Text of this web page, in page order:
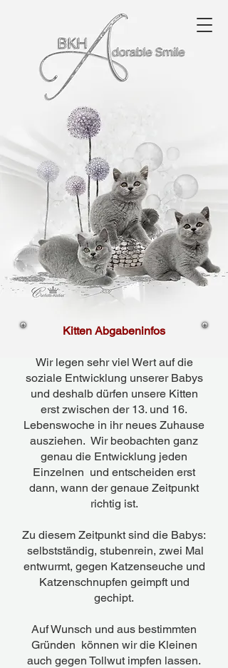
Kitten Abgabeninfos
Wir legen sehr viel Wert auf die
soziale Entwicklung unserer Babys
und deshalb dürfen unsere Kitten
erst zwischen der 13. und 16.
Lebenswoche in ihr neues Zuhause
ausziehen. Wir beobachten ganz
genau die Entwicklung jeden
Einzelnen und entscheiden erst
dann, wann der genaue Zeitpunkt
richtig ist.
Zu diesem Zeitpunkt sind die Babys:
selbstständig, stubenrein, zwei Mal
entwurmt, gegen Katzenseuche und
Katzenschnupfen geimpft und
gechipt.
Auf Wunsch und aus bestimmten
Gründen können wir die Kleinen
auch gegen Tollwut impfen lassen.